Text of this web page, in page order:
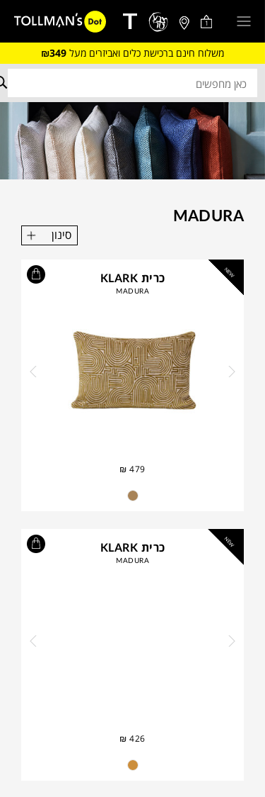
1
משלוח חינם ברכישת כלים ואביזרים מעל ₪349
MADURA
סינון
NEW כרית KLARK
MADURA
₪ 479
NEW כרית KLARK
MADURA
₪ 426